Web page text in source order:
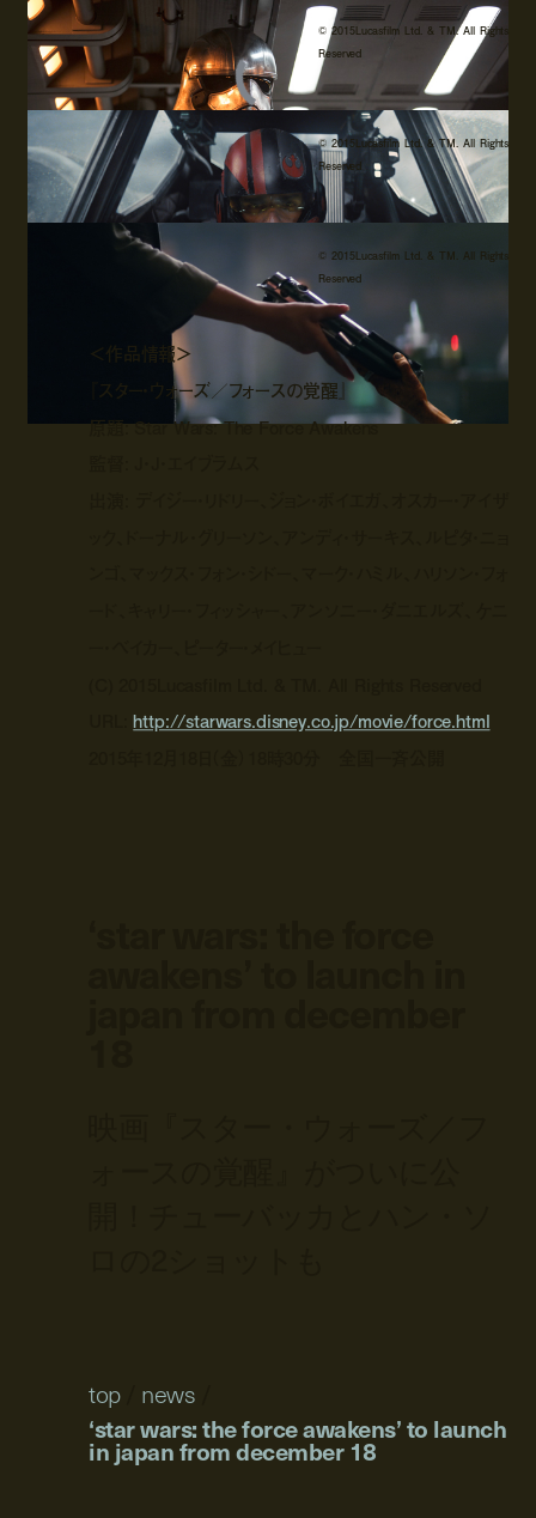
© 2015Lucasfilm Ltd. & TM. All Rights
Reserved
© 2015Lucasfilm Ltd. & TM. All Rights
Reserved
© 2015Lucasfilm Ltd. & TM. All Rights
Reserved
＜作品情報＞
『スター・ウォーズ／フォースの覚醒』
原題: Star Wars: The Force Awakens
URL:http://starwars.disney.co.jp/movie/force.html
top/ news
‘star wars: the force awakens’ to launch
in japan from december 18